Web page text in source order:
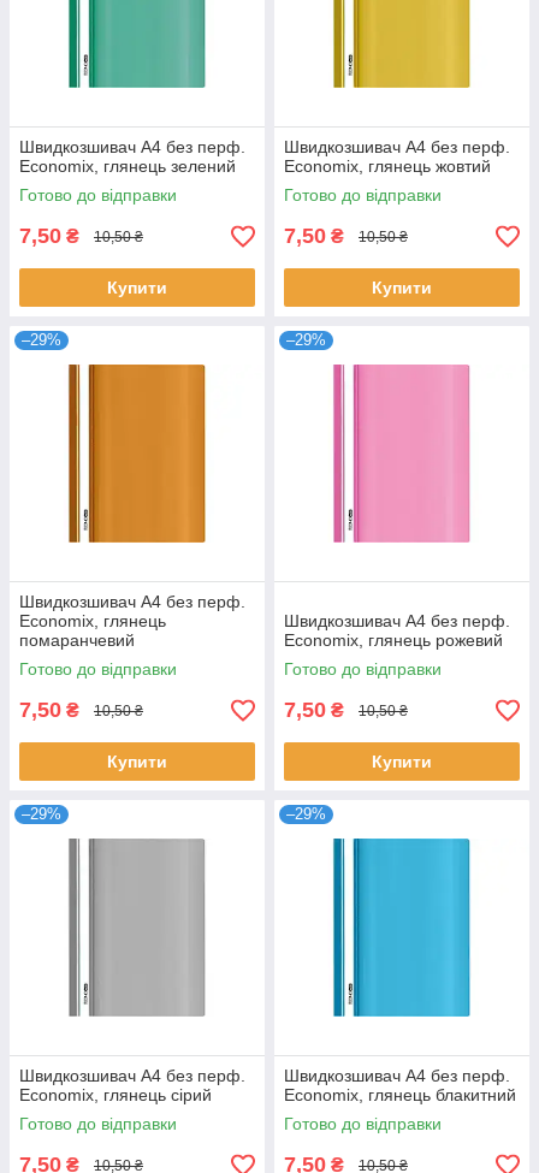
Швидкозшивач А4 без перф.
Economix, глянець зелений
Готово до відправки
7,50 ₴ 10,50 ₴
Купити
Швидкозшивач А4 без перф.
Economix, глянець жовтий
Готово до відправки
7,50 ₴ 10,50 ₴
Купити
–29%
Швидкозшивач А4 без перф.
Economix, глянець
помаранчевий
Готово до відправки
7,50 ₴ 10,50 ₴
Купити
–29%
Швидкозшивач А4 без перф.
Economix, глянець рожевий
Готово до відправки
7,50 ₴ 10,50 ₴
Купити
–29%
Швидкозшивач А4 без перф.
Economix, глянець сірий
Готово до відправки
7,50 ₴ 10,50 ₴
–29%
Швидкозшивач А4 без перф.
Economix, глянець блакитний
Готово до відправки
7,50 ₴ 10,50 ₴